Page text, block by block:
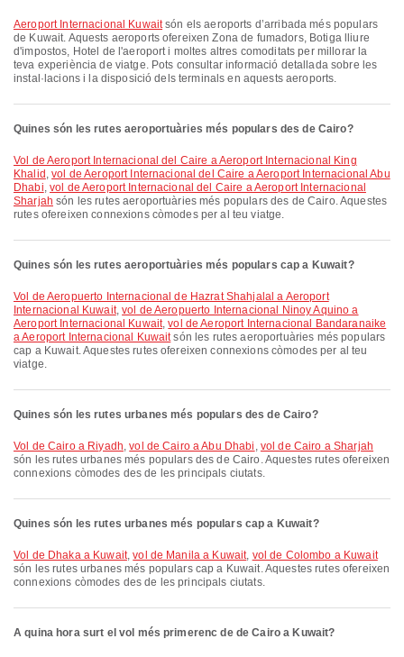
Aeroport Internacional Kuwaitsón els aeroports d’arribada més populars
de Kuwait. Aquests aeroports ofereixen Zona de fumadors, Botiga lliure
d'impostos, Hotel de l'aeroport i moltes altres comoditats per millorar la
teva experiència de viatge. Pots consultar informació detallada sobre les
instal·lacions i la disposició dels terminals en aquests aeroports.
Quines són les rutes aeroportuàries més populars des de Cairo?
vol de Aeroport Internacional del Caire a Aeroport Internacional King
Khalid ,vol de Aeroport Internacional del Caire a Aeroport Internacional Abu
Dhabi, vol de Aeroport Internacional del Caire a Aeroport Internacional
Sharjah són les rutes aeroportuàries més populars des de Cairo. Aquestes
rutes ofereixen connexions còmodes per al teu viatge.
Quines són les rutes aeroportuàries més populars cap a Kuwait?
vol de Aeropuerto Internacional de Hazrat Shahjalal a Aeroport
Internacional Kuwait,vol de Aeropuerto Internacional Ninoy Aquino a
Aeroport Internacional Kuwait,vol de Aeroport Internacional Bandaranaike
a Aeroport Internacional Kuwaitsón les rutes aeroportuàries més populars
cap a Kuwait. Aquestes rutes ofereixen connexions còmodes per al teu
viatge.
Quines són les rutes urbanes més populars des de Cairo?
vol de Cairo a Riyadh,vol de Cairo a Abu Dhabi , vol de Cairo a Sharjah
són les rutes urbanes més populars des de Cairo. Aquestes rutes ofereixen
connexions còmodes des de les principals ciutats.
Quines són les rutes urbanes més populars cap a Kuwait?
vol de Dhaka a Kuwait,vol de Manila a Kuwait, vol de Colombo a Kuwait
són les rutes urbanes més populars cap a Kuwait. Aquestes rutes ofereixen
connexions còmodes des de les principals ciutats.
A quina hora surt el vol més primerenc de de Cairo a Kuwait?